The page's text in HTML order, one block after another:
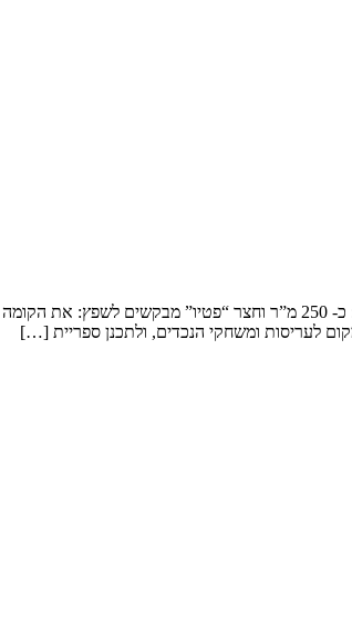
שיפוץ דופלקס בירושלים המשפחה: זוג שמארח את 4 הילדים ובני משפחותיהם כל
לעריסות ומשחקי הנכדים, ולתכנן ספריית […]